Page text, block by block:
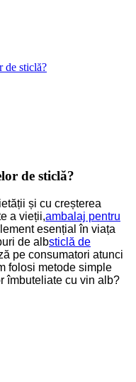
de sticlă?
de sticlă?
și cu creșterea
a vieții,ambalaj pentru
esențial în viața
de albsticlă de
pe consumatori atunci
folosi metode simple
îmbuteliate cu vin alb?